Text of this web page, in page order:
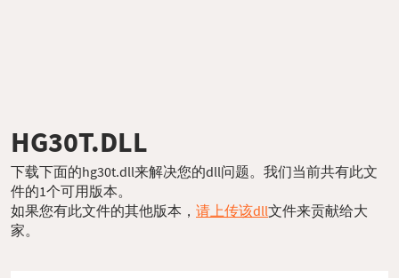
HG30T.DLL
下载下面的hg30t.dll来解决您的dll问题。我们当前共有此文
件的1个可用版本。
如果您有此文件的其他版本， 请上传该dll文件来贡献给大
家。